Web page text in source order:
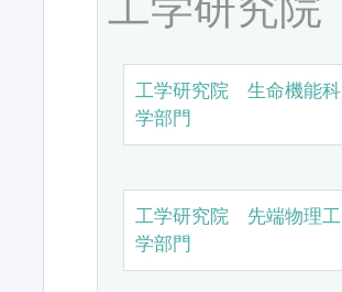
工学研究院 生命機能科
学部門
工学研究院 先端物理工
学部門